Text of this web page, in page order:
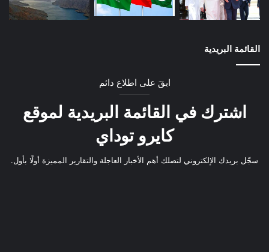
القائمة البريدية
ابقَ على اطلاع دائم
اشترك في القائمة البريدية لموقع
كايرو توداي
سجّل بريدك الإلكتروني لتصلك أهم الأخبار العاجلة والتقارير المميزة أولًا بأول.